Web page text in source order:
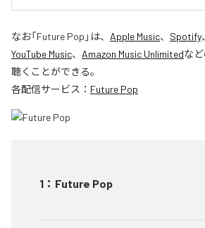
なお「Future Pop 」は、 Apple Music、 Spotify、
YouTube Music、 Amazon Music Unlimitedな
聴くことができる。
各配信サービス： Future Pop
1 ： Future Pop